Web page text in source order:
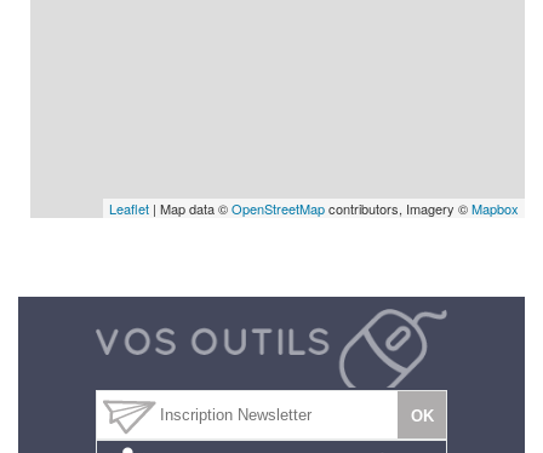
Leaflet | Map data ©OpenStreetMapcontributors, Imagery ©Mapbox